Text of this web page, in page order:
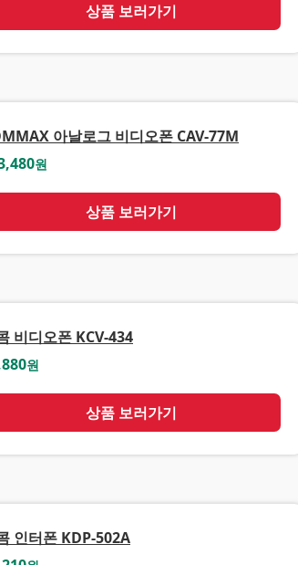
상품 보러가기
아날로그 비디오폰 CAV-77M
원
상품 보러가기
비디오폰 KCV-434
원
상품 보러가기
인터폰 KDP-502A